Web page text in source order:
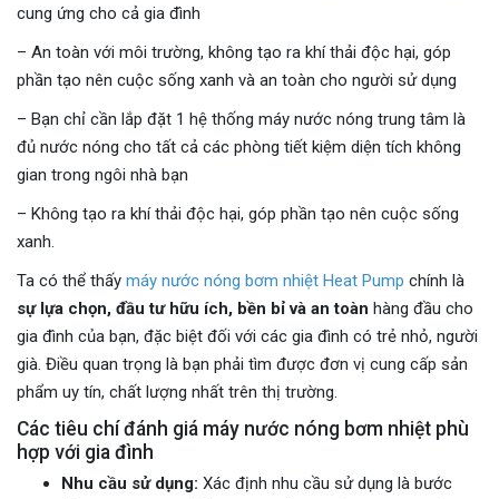
cung ứng cho cả gia đình
– An toàn với môi trường, không tạo ra khí thải độc hại, góp
phần tạo nên cuộc sống xanh và an toàn cho người sử dụng
– Bạn chỉ cần lắp đặt 1 hệ thống máy nước nóng trung tâm là
đủ nước nóng cho tất cả các phòng tiết kiệm diện tích không
gian trong ngôi nhà bạn
– Không tạo ra khí thải độc hại, góp phần tạo nên cuộc sống
xanh.
Ta có thể thấy máy nước nóng bơm nhiệt Heat Pump chính là
sự lựa chọn, đầu tư hữu ích, bền bỉ và an toàn hàng đầu cho
gia đình của bạn, đặc biệt đối với các gia đình có trẻ nhỏ, người
già. Điều quan trọng là bạn phải tìm được đơn vị cung cấp sản
phẩm uy tín, chất lượng nhất trên thị trường.
Các tiêu chí đánh giá máy nước nóng bơm nhiệt phù
hợp với gia đình
Nhu cầu sử dụng: Xác định nhu cầu sử dụng là bước